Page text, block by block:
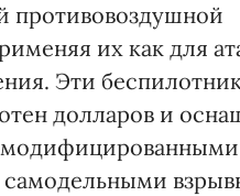
противовоздушной
их как для
Эти
долларов и
модифицированными
самодельными